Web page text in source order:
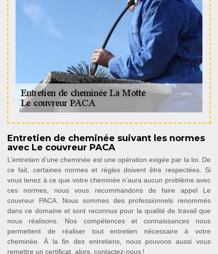
Entretien de cheminée suivant les normes
avec Le couvreur PACA
L’entretien d’une cheminée est une opération exigée par la loi. De
ce fait, certaines normes et règles doivent être respectées. Si
vous tenez à ce que votre cheminée n’aura aucun problème avec
ces normes, nous vous recommandons de faire appel Le
couvreur PACA. Nous sommes des professionnels renommés
dans ce domaine et sont reconnus pour la qualité de travail que
nous réalisons. Nos compétences et connaissances nous
permettent de réaliser tout entretien nécessaire à votre
cheminée. À la fin des entretiens, nous pouvons aussi vous
remettre un certificat, alors, contactez-nous !